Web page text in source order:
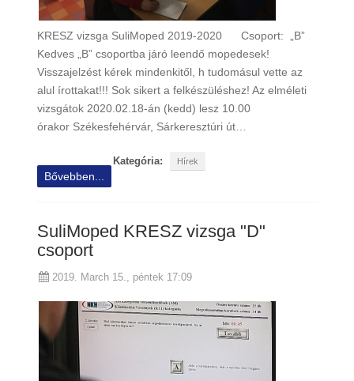
KRESZ vizsga SuliMoped 2019-2020 Csoport: „B”
Kedves „B” csoportba járó leendő mopedesek!
Visszajelzést kérek mindenkitől, h tudomásul vette az
alul írottakat!!! Sok sikert a felkészüléshez! Az elméleti
vizsgátok 2020.02.18-án (kedd) lesz 10.00
órakor Székesfehérvár, Sárkeresztúri út…
Kategória: Hírek
Bővebben...
SuliMoped KRESZ vizsga "D"
csoport
2019. March 15., péntek 17:09